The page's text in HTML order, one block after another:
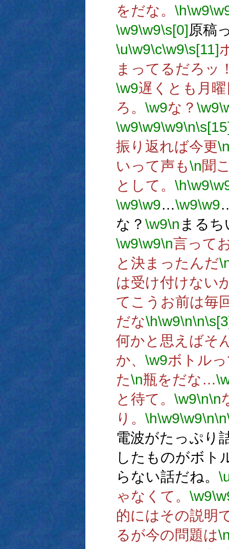
をだな。 \h\w9
\w9\w9\s[0]原稿
\u\w9\c\w9\s[11]
まってるだろッ
\w9遅くとも月
ろ。 \w9な？ \w9
\w9\w9\w9\n
振り返れば今更
いって声も\n聞
として。 \h\w9
\w9\w9…\w9\w9
な？ \w9\n まるち
\w9\w9\n言って
と決まったんだ
は受け付けない
てこうお前は毎
だな\h\w9\n\n
何かと思えばそ
か、 \w9ボトル
た\n瓶をだな…
と待て。 \w9\n\n
り。 \h\w9\w9\n\n
電波がたっぷり
したものがボト
らない話だね。
ゃなくて。 \w9
的にはその説明
るが今の問題は